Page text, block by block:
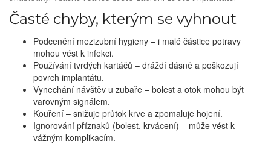
Časté chyby, kterým se vyhnout
Podcenění mezizubní hygieny – i malé částice potravy
mohou vést k infekci.
Používání tvrdých kartáčů – dráždí dásně a poškozují
povrch implantátu.
Vynechání návštěv u zubaře – bolest a otok mohou být
varovným signálem.
Kouření – snižuje průtok krve a zpomaluje hojení.
Ignorování příznaků (bolest, krvácení) – může vést k
vážným komplikacím.